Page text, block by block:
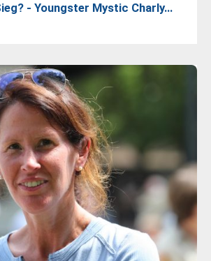
- Youngster Mystic Charly…